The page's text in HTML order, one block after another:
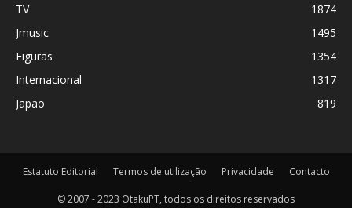
TV
1874
Jmusic
1495
Figuras
1354
Internacional
1317
Japão
819
Estatuto Editorial Termos de utilização Privacidade Contacto
© 2007 - 2023 OtakuPT, todos os direitos reservados